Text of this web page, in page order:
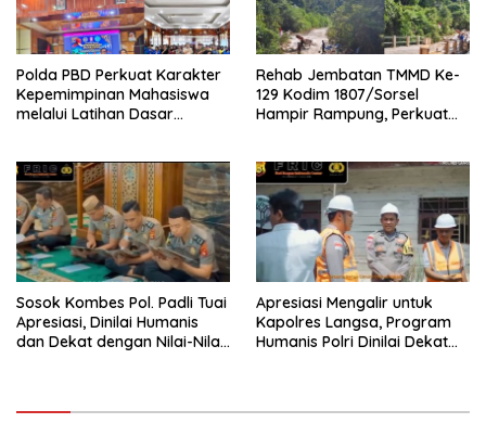
Polda PBD Perkuat Karakter
Kepemimpinan Mahasiswa
melalui Latihan Dasar
Rehab Jembatan TMMD Ke-
129 Kodim 1807/Sorsel
Hampir Rampung, Perkuat
Sesor
Sosok Kombes Pol. Padli Tuai
Apresiasi, Dinilai Humanis
dan Dekat dengan Nilai-Nilai
Apresiasi Mengalir untuk
Kapolres Langsa, Program
Humanis Polri Dinilai Dekat